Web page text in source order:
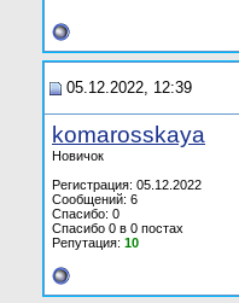
05.12.2022, 12:39
komarosskaya
Новичок
Регистрация: 05.12.2022
Сообщений: 6
Спасибо: 0
Спасибо 0 в 0 постах
Репутация: 10